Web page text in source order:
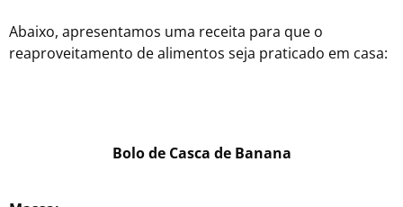
Abaixo, apresentamos uma receita para que o
reaproveitamento de alimentos seja praticado em casa:
Bolo de Casca de Banana